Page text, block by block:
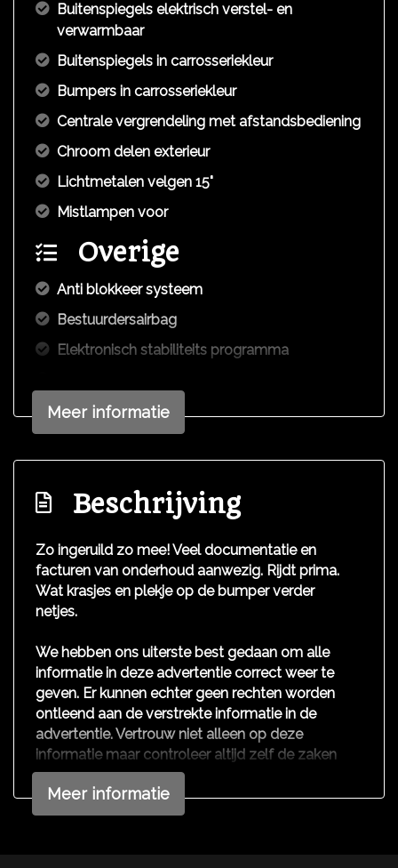
Buitenspiegels elektrisch verstel- en
verwarmbaar
Buitenspiegels in carrosseriekleur
Bumpers in carrosseriekleur
Centrale vergrendeling met afstandsbediening
Chroom delen exterieur
Lichtmetalen velgen 15"
Mistlampen voor
Overige
Anti blokkeer systeem
Bestuurdersairbag
Elektronisch stabiliteits programma
Passagiersairbag
Interieur
Airco
Bestuurdersstoel in hoogte verstelbaar
Elektrische ramen voor
Lendesteun(en) verstelbaar
Meer informatie
Beschrijving
Zo ingeruild zo mee! Veel documentatie en
facturen van onderhoud aanwezig. Rijdt prima.
Wat krasjes en plekje op de bumper verder
netjes.
We hebben ons uiterste best gedaan om alle
informatie in deze advertentie correct weer te
geven. Er kunnen echter geen rechten worden
ontleend aan de verstrekte informatie in de
advertentie. Vertrouw niet alleen op deze
informatie maar controleer altijd zelf de zaken
welke voor jouw belangrijk zijn en je beslissing
zouden kunnen beïnvloeden. Neem contact op
met de verkoper voor aanvullende vragen.
Meer informatie